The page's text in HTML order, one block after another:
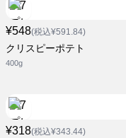
¥548(税込¥591.84)
クリスピーポテト
400g
¥318(税込¥343.44)